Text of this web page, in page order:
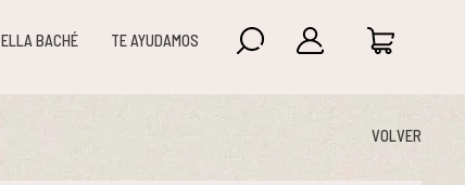
ELLA BACHÉ TE AYUDAMOS
VOLVER